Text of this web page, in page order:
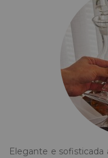
Elegante e sofisticada